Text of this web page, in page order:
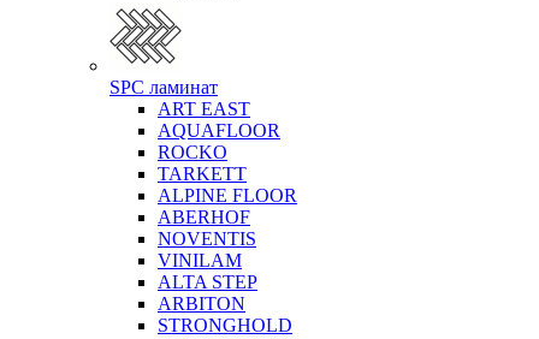
SPC ламинат
ART EAST
AQUAFLOOR
ROCKO
TARKETT
ALPINE FLOOR
ABERHOF
NOVENTIS
VINILAM
ALTA STEP
ARBITON
STRONGHOLD